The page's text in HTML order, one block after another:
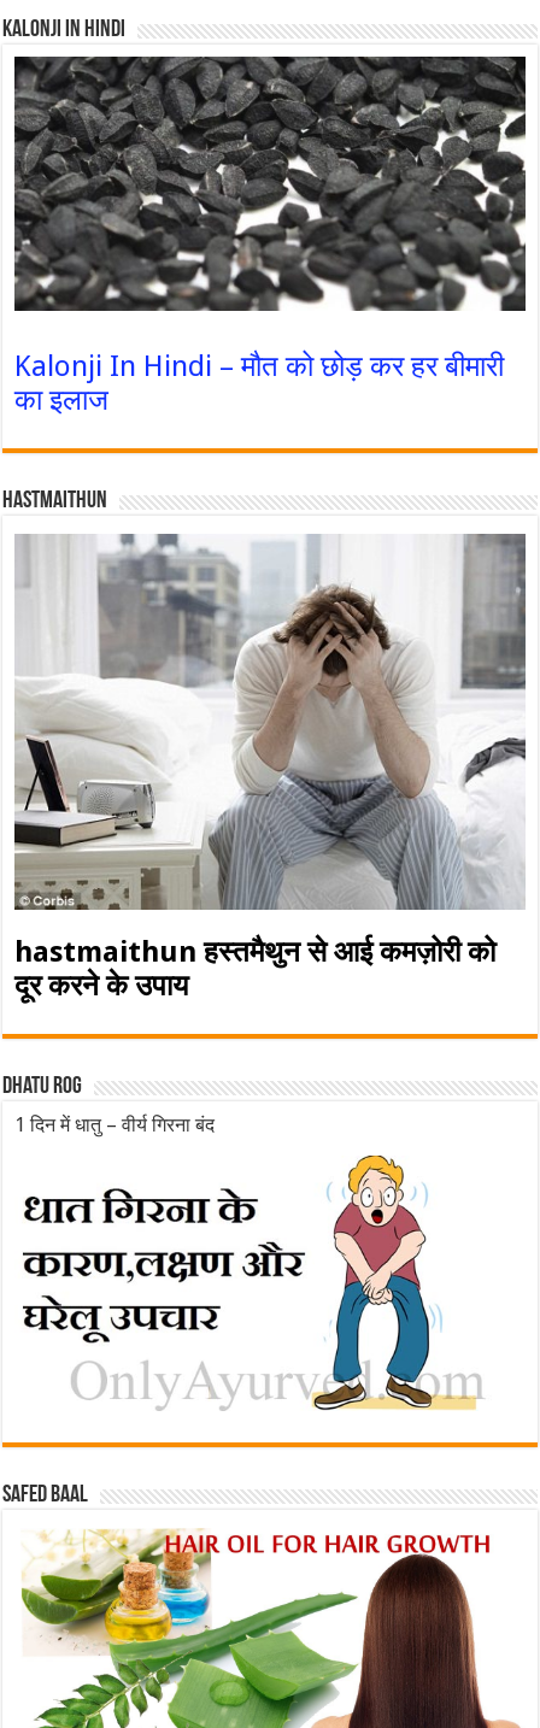
Kalonji In Hindi
Kalonji In Hindi – मौत को छोड़ कर हर बीमारी
का इलाज
Hastmaithun
hastmaithun हस्तमैथुन से आई कमज़ोरी को
दूर करने के उपाय
Dhatu rog
1 दिन में धातु – वीर्य गिरना बंद
Safed baal